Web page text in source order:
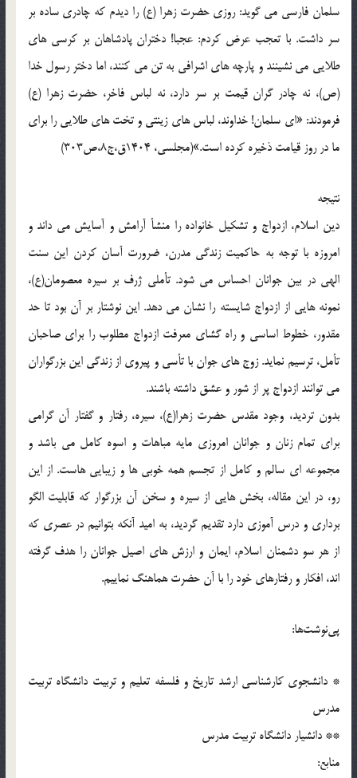
سلمان فارسی می گوید: روزی حضرت زهرا (ع) را دیدم که چادری ساده بر
سر داشت. با تعجب عرض کردم: عجبا! دختران پادشاهان بر کرسی های
طلایی می نشینند و پارچه های اشرافی به تن می کنند، اما دختر رسول خدا
(ص)، نه چادر گران قیمت بر سر دارد، نه لباس فاخر، حضرت زهرا (ع)
فرمودند: «ای سلمان! خداوند، لباس های زینتی و تخت های طلایی را برای
ما در روز قیامت ذخیره کرده است.»(مجلسی، 1404ق،ج8،ص303)
نتیجه
دین اسلام، ازدواج و تشکیل خانواده را منشأ آرامش و آسایش می داند و
امروزه با توجه به حاکمیت زندگی مدرن، ضرورت آسان کردن این سنت
الهی در بین جوانان احساس می شود. تأملی ژرف بر سیره معصومان(ع)،
نمونه هایی از ازدواج شایسته را نشان می دهد. این نوشتار بر آن بود تا حد
مقدور، خطوط اساسی و راه گشای معرفت ازدواج مطلوب را برای صاحبان
تأمل، ترسیم نماید. زوج های جوان با تأسی و پیروی از زندگی این بزرگواران
می توانند ازدواج پر از شور و عشق داشته باشند.
بدون تردید، وجود مقدس حضرت زهرا(ع)، سیره، رفتار و گفتار آن گرامی
برای تمام زنان و جوانان امروزی مایه مباهات و اسوه کامل می باشد و
مجموعه ای سالم و کامل از تجسم همه خوبی ها و زیبایی هاست. از این
رو، در این مقاله، بخش هایی از سیره و سخن آن بزرگوار که قابلیت الگو
برداری و درس آموزی دارد تقدیم گردید، به امید آنکه بتوانیم در عصری که
از هر سو دشمنان اسلام، ایمان و ارزش های اصیل جوانان را هدف گرفته
اند، افکار و رفتارهای خود را با آن حضرت هماهنگ نماییم.
پی‌نوشت‌ها:
* دانشجوی کارشناسی ارشد تاریخ و فلسفه تعلیم و تربیت دانشگاه تربیت
مدرس
** دانشیار دانشگاه تربیت مدرس
منابع: